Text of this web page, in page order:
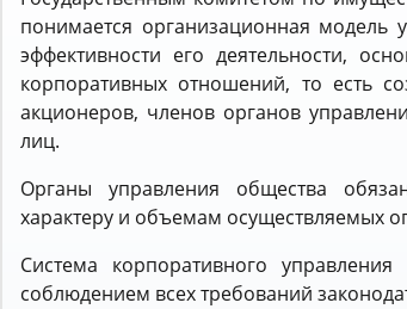
понимается организационная
эффективности его деятельности,
корпоративных отношений, то есть
акционеров, членов органов
лиц.
Органы управления общества
характеру и объемам осуществляемых
Система корпоративного
соблюдением всех требований